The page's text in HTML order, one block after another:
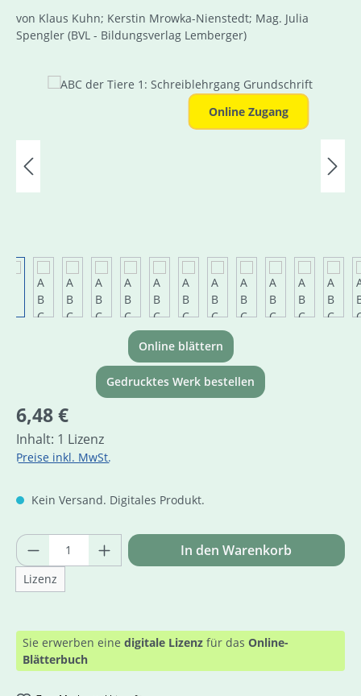
von Klaus Kuhn; Kerstin Mrowka-Nienstedt; Mag. Julia
Spengler (BVL - Bildungsverlag Lemberger)
Bildergalerie überspringen
Online Zugang
Online blättern
Gedrucktes Werk bestellen
Regulärer Preis:
6,48 €
Inhalt: 1 Lizenz
Preise inkl. MwSt.
Kein Versand. Digitales Produkt.
Produkt Anzahl: Gib den gewünschten
Lizenz
In den Warenkorb
Sie erwerben eine digitale Lizenz für das Online-
Blätterbuch